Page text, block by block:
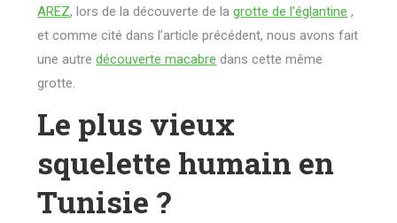
AREZ, lors de la découverte de lagrotte de l’églantine ,
et comme cité dans l’article précédent, nous avons fait
une autredécouverte macabre dans cette même
grotte.
Le plus vieux
squelette humain en
Tunisie ?